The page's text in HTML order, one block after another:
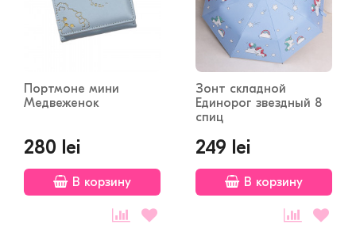
Портмоне мини
Медвеженок
280 lei
В корзину
Зонт складной
Единорог звездный 8
спиц
249 lei
В корзину